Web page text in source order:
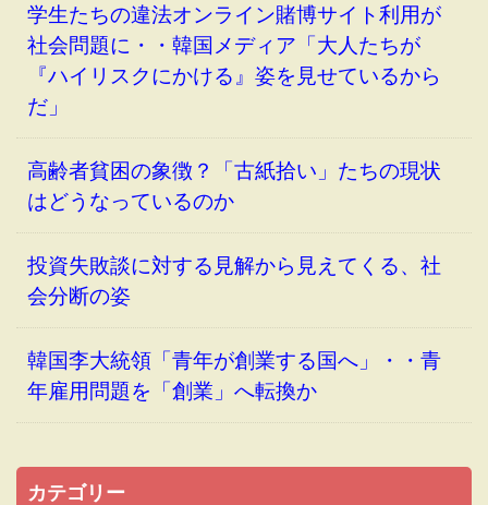
学生たちの違法オンライン賭博サイト利用が
社会問題に・・韓国メディア「大人たちが
『ハイリスクにかける』姿を見せているから
だ」
高齢者貧困の象徴？「古紙拾い」たちの現状
はどうなっているのか
投資失敗談に対する見解から見えてくる、社
会分断の姿
韓国李大統領「青年が創業する国へ」・・青
年雇用問題を「創業」へ転換か
カテゴリー